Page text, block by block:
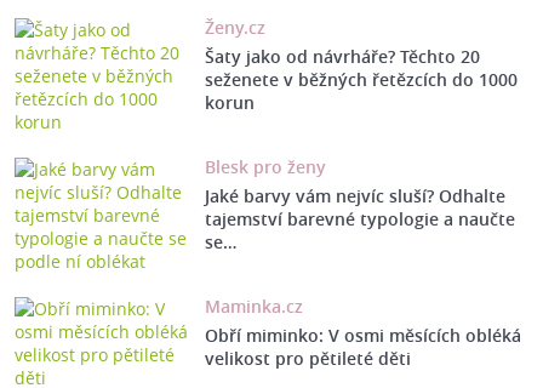
Ženy.cz
Šaty jako od návrháře? Těchto 20
seženete v běžných řetězcích do 1000
korun
Blesk pro ženy
Jaké barvy vám nejvíc sluší? Odhalte
tajemství barevné typologie a naučte
se…
Maminka.cz
Obří miminko: V osmi měsících obléká
velikost pro pětileté děti